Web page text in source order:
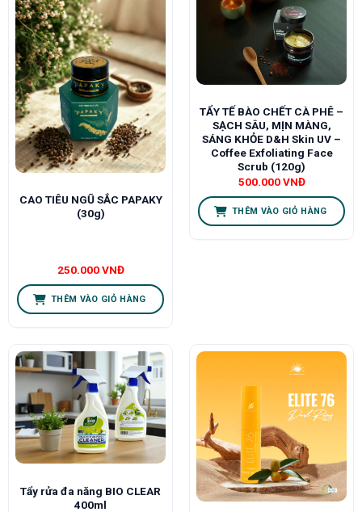
CAO TIÊU NGŨ SẮC PAPAKY
(30g)
250.000VNĐ
THÊM VÀO GIỎ HÀNG
TẨY TẾ BÀO CHẾT CÀ PHÊ –
SẠCH SÂU, MỊN MÀNG,
SÁNG KHỎE D&H Skin UV –
Coffee Exfoliating Face
Scrub (120g)
500.000VNĐ
THÊM VÀO GIỎ HÀNG
Tẩy rửa đa năng BIO CLEAR
400ml